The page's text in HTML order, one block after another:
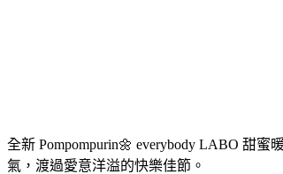
全新 Pompompurin🌼 everybody LABO 甜
氣，渡過愛意洋溢的快樂佳節。